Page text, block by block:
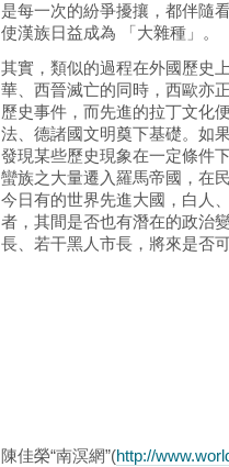
是每一次的紛爭擾攘，都伴隨
使漢族日益成為 「大雜種」。
其實，類似的過程在外國歷史
華、西晉滅亡的同時，西歐亦
歷史事件，而先進的拉丁文化
法、德諸國文明奠下基礎。如
發現某些歷史現象在一定條件
蠻族之大量遷入羅馬帝國，在
今日有的世界先進大國，白人
者，其間是否也有潛在的政治
長、若干黑人市長，將來是否
陳佳榮“南溟網”(http://